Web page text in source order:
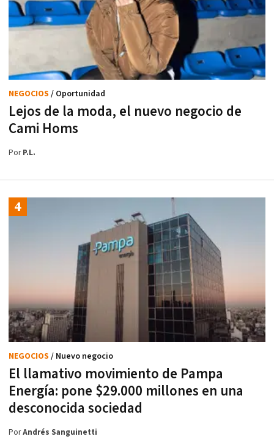
Lejos de la moda, el nuevo negocio de
Cami Homs
NEGOCIOS / Oportunidad
PorP.L.
El llamativo movimiento de Pampa
Energía: pone $29.000 millones en una
desconocida sociedad
NEGOCIOS / Nuevo negocio
PorAndrés Sanguinetti